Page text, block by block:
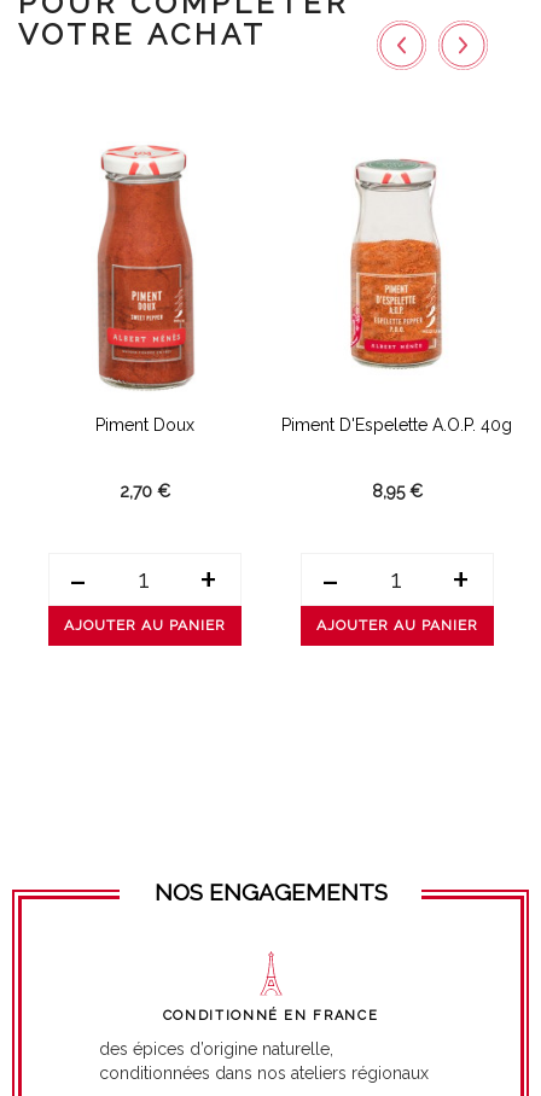
VOTRE ACHAT
Piment Doux
2,70 €
- +
AJOUTER AU PANIER
Piment D'Espelette A.O.P. 40g
8,95 €
- +
AJOUTER AU PANIER
NOS ENGAGEMENTS
CONDITIONNÉ EN FRANCE
des épices d’origine naturelle,
conditionnées dans nos ateliers régionaux